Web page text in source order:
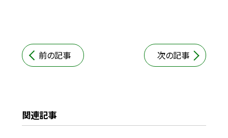
前の記事 次の記事
関連記事